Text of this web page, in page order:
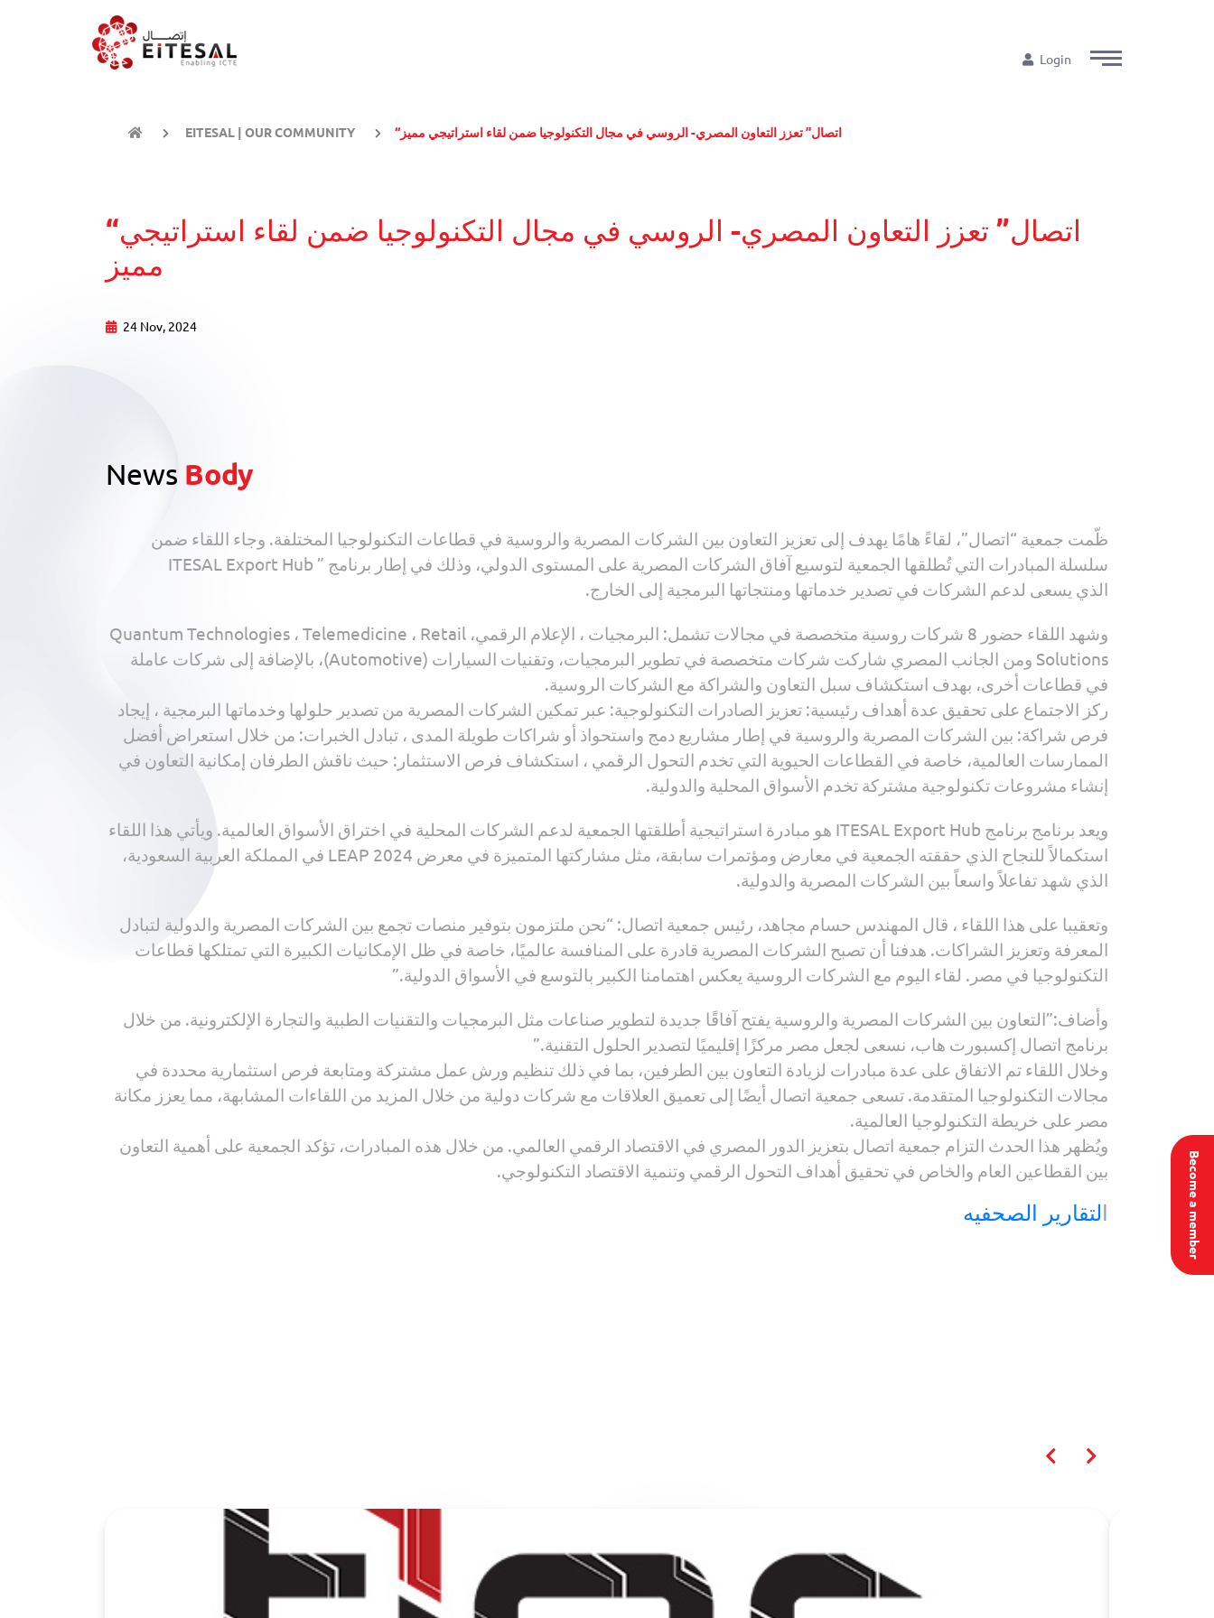
Login
Become a member
EITESAL | OUR COMMUNITY “اتصال” تعزز التعاون المصري- الروسي في مجال التكنولوجيا ضمن لقاء استراتيجي مميز
“اتصال” تعزز التعاون المصري- الروسي في مجال التكنولوجيا ضمن لقاء استراتيجي
مميز
24 Nov, 2024
News Body
ظّمت جمعية “اتصال”، لقاءً هامًا يهدف إلى تعزيز التعاون بين الشركات المصرية والروسية في قطاعات التكنولوجيا المختلفة. وجاء اللقاء ضمن
سلسلة المبادرات التي تُطلقها الجمعية لتوسيع آفاق الشركات المصرية على المستوى الدولي، وذلك في إطار برنامج ” ITESAL Export Hub
الذي يسعى لدعم الشركات في تصدير خدماتها ومنتجاتها البرمجية إلى الخارج.
وشهد اللقاء حضور 8 شركات روسية متخصصة في مجالات تشمل: البرمجيات ، الإعلام الرقمي، Quantum Technologies ، Telemedicine ، Retail
Solutions ومن الجانب المصري شاركت شركات متخصصة في تطوير البرمجيات، وتقنيات السيارات (Automotive)، بالإضافة إلى شركات عاملة
في قطاعات أخرى، بهدف استكشاف سبل التعاون والشراكة مع الشركات الروسية.
ركز الاجتماع على تحقيق عدة أهداف رئيسية: تعزيز الصادرات التكنولوجية: عبر تمكين الشركات المصرية من تصدير حلولها وخدماتها البرمجية ، إيجاد
فرص شراكة: بين الشركات المصرية والروسية في إطار مشاريع دمج واستحواذ أو شراكات طويلة المدى ، تبادل الخبرات: من خلال استعراض أفضل
الممارسات العالمية، خاصة في القطاعات الحيوية التي تخدم التحول الرقمي ، استكشاف فرص الاستثمار: حيث ناقش الطرفان إمكانية التعاون في
إنشاء مشروعات تكنولوجية مشتركة تخدم الأسواق المحلية والدولية.
ويعد برنامج برنامج ITESAL Export Hub هو مبادرة استراتيجية أطلقتها الجمعية لدعم الشركات المحلية في اختراق الأسواق العالمية. ويأتي هذا اللقاء
استكمالاً للنجاح الذي حققته الجمعية في معارض ومؤتمرات سابقة، مثل مشاركتها المتميزة في معرض LEAP 2024 في المملكة العربية السعودية،
الذي شهد تفاعلاً واسعاً بين الشركات المصرية والدولية.
وتعقيبا على هذا اللقاء ، قال المهندس حسام مجاهد، رئيس جمعية اتصال: “نحن ملتزمون بتوفير منصات تجمع بين الشركات المصرية والدولية لتبادل
المعرفة وتعزيز الشراكات. هدفنا أن تصبح الشركات المصرية قادرة على المنافسة عالميًا، خاصة في ظل الإمكانيات الكبيرة التي تمتلكها قطاعات
التكنولوجيا في مصر. لقاء اليوم مع الشركات الروسية يعكس اهتمامنا الكبير بالتوسع في الأسواق الدولية.”
وأضاف:”التعاون بين الشركات المصرية والروسية يفتح آفاقًا جديدة لتطوير صناعات مثل البرمجيات والتقنيات الطبية والتجارة الإلكترونية. من خلال
برنامج اتصال إكسبورت هاب، نسعى لجعل مصر مركزًا إقليميًا لتصدير الحلول التقنية.”
وخلال اللقاء تم الاتفاق على عدة مبادرات لزيادة التعاون بين الطرفين، بما في ذلك تنظيم ورش عمل مشتركة ومتابعة فرص استثمارية محددة في
مجالات التكنولوجيا المتقدمة. تسعى جمعية اتصال أيضًا إلى تعميق العلاقات مع شركات دولية من خلال المزيد من اللقاءات المشابهة، مما يعزز مكانة
مصر على خريطة التكنولوجيا العالمية.
ويُظهر هذا الحدث التزام جمعية اتصال بتعزيز الدور المصري في الاقتصاد الرقمي العالمي. من خلال هذه المبادرات، تؤكد الجمعية على أهمية التعاون
بين القطاعين العام والخاص في تحقيق أهداف التحول الرقمي وتنمية الاقتصاد التكنولوجي.
لتقارير الصحفيه